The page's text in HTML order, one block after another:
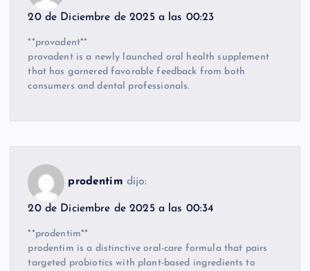
20 de Diciembre de 2025 a las 00:23
**provadent**
provadent is a newly launched oral health supplement
that has garnered favorable feedback from both
consumers and dental professionals.
prodentim dijo:
20 de Diciembre de 2025 a las 00:34
**prodentim**
prodentim is a distinctive oral-care formula that pairs
targeted probiotics with plant-based ingredients to